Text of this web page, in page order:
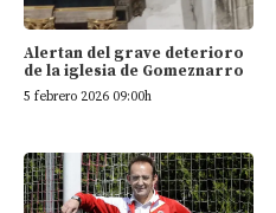
Alertan del grave deterioro
de la iglesia de Gomeznarro
5 febrero 2026 09:00h